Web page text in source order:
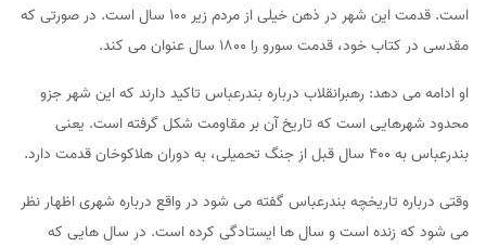
است. قدمت این شهر در ذهن خیلی از مردم زیر ۱۰۰ سال است. در صورتی که
مقدسی در کتاب خود، قدمت سورو را ۱۸۰۰ سال عنوان می کند.
او ادامه می دهد: رهبرانقلاب درباره بندرعباس تاکید دارند که این شهر جزو
محدود شهرهایی است که تاریخ آن بر مقاومت شکل گرفته است. یعنی
بندرعباس به ۴۰۰ سال قبل از جنگ تحمیلی، به دوران هلاکوخان قدمت دارد.
وقتی درباره تاریخچه بندرعباس گفته می شود در واقع درباره شهری اظهار نظر
می شود که زنده است و سال ها ایستادگی کرده است. در سال هایی که